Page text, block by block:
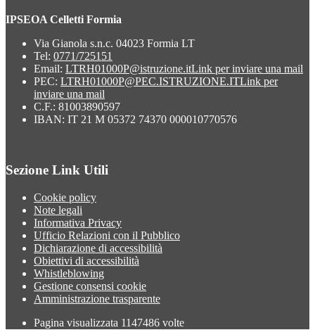
IPSEOA Celletti Formia
Via Gianola s.n.c. 04023 Formia LT
Tel: 0771/725151
Email: LTRH01000P@istruzione.itLink per inviare una mail
PEC: LTRH01000P@PEC.ISTRUZIONE.ITLink per
inviare una mail
C.F.: 81003890597
IBAN: IT 21 M 05372 74370 000010770576
Sezione Link Utili
Cookie policy
Note legali
Informativa Privacy
Ufficio Relazioni con il Pubblico
Dichiarazione di accessibilità
Obiettivi di accessibilità
Whistleblowing
Gestione consensi cookie
Amministrazione trasparente
Pagina visualizzata 1147486 volte